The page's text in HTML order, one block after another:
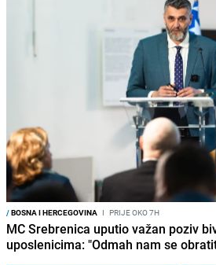
/BOSNA I HERCEGOVINA I PRIJE OKO 7H
MC Srebrenica uputio važan poziv
uposlenicima: "Odmah nam se